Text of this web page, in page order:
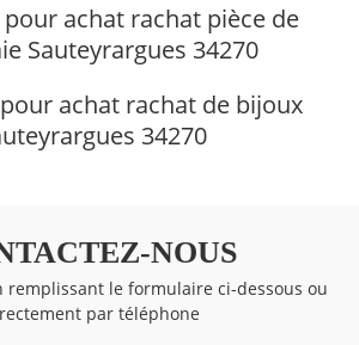
achat rachat pièce de
Sauteyrargues 34270
achat rachat de bijoux
34270
NOUS
remplissant le formulaire ci-dessous ou
par téléphone